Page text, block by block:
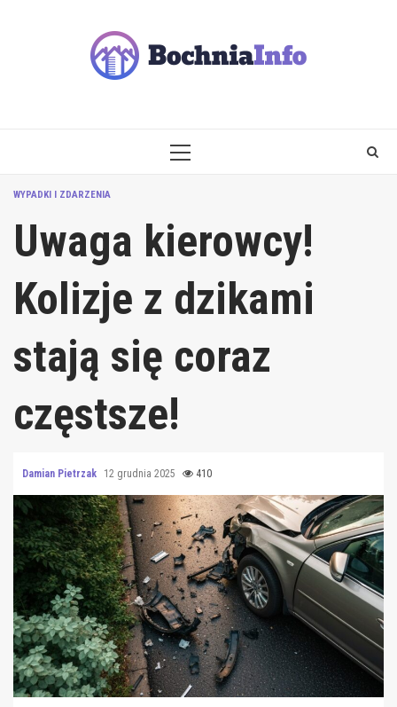
PRIMARY
WYPADKI I ZDARZENIA
Uwaga kierowcy!
Kolizje z dzikami
stają się coraz
częstsze!
Damian Pietrzak 12 grudnia 2025 410